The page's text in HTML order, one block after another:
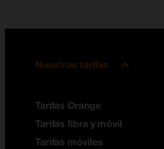
Nuestras tarifas
Tarifas Orange
Tarifas fibra y móvil
Tarifas móviles